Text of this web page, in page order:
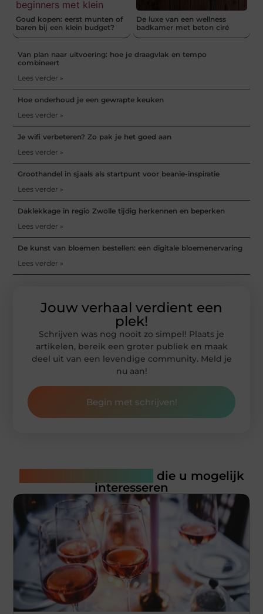
Goud kopen: eerst munten of
baren bij een klein budget?
De luxe van een wellness
badkamer met beton ciré
Van plan naar uitvoering: hoe je draagvlak en tempo
combineert
Lees verder »
Hoe onderhoud je een gewrapte keuken
Lees verder »
Je wifi verbeteren? Zo pak je het goed aan
Lees verder »
Groothandel in sjaals als startpunt voor beanie-inspiratie
Lees verder »
Daklekkage in regio Zwolle tijdig herkennen en beperken
Lees verder »
De kunst van bloemen bestellen: een digitale bloemenervaring
Lees verder »
Jouw verhaal verdient een
plek!
Schrijven was nog nooit zo simpel! Plaats je
artikelen, bereik een groter publiek en maak
deel uit van een levendige community. Meld je
nu aan!
Begin met schrijven!
die u mogelijk
interesseren